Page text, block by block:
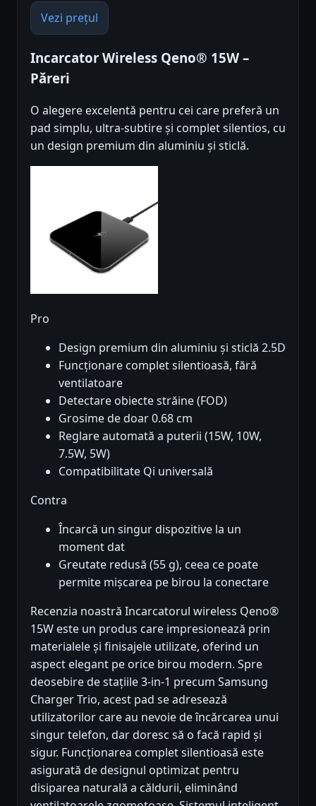
Vezi prețul
Incarcator Wireless Qeno® 15W –
Păreri
O alegere excelentă pentru cei care preferă un
pad simplu, ultra-subtire și complet silentios, cu
un design premium din aluminiu și sticlă.
Pro
Design premium din aluminiu și sticlă 2.5D
Funcționare complet silentioasă, fără
ventilatoare
Detectare obiecte străine (FOD)
Grosime de doar 0.68 cm
Reglare automată a puterii (15W, 10W,
7.5W, 5W)
Compatibilitate Qi universală
Contra
Încarcă un singur dispozitive la un
moment dat
Greutate redusă (55 g), ceea ce poate
permite mișcarea pe birou la conectare
Recenzia noastră Incarcatorul wireless Qeno®
15W este un produs care impresionează prin
materialele și finisajele utilizate, oferind un
aspect elegant pe orice birou modern. Spre
deosebire de stațiile 3-in-1 precum Samsung
Charger Trio, acest pad se adresează
utilizatorilor care au nevoie de încărcarea unui
singur telefon, dar doresc să o facă rapid și
sigur. Funcționarea complet silentioasă este
asigurată de designul optimizat pentru
disiparea naturală a căldurii, eliminând